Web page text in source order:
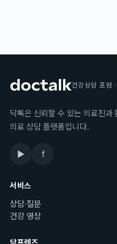
건강상담 포럼
닥톡은 신뢰할 수 있는 의료진과
의료 상담 플랫폼입니다.
▶ f
서비스
상담·질문
건강 영상